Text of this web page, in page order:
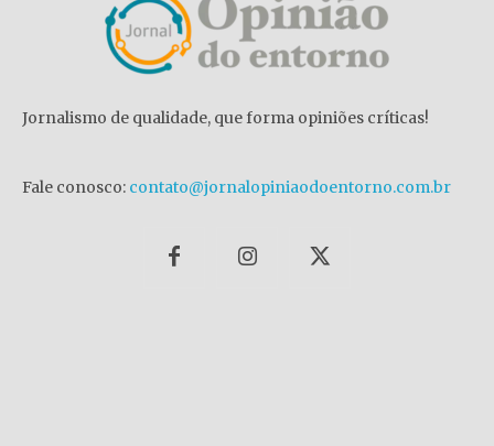
Jornalismo de qualidade, que forma opiniões críticas!
Fale conosco: contato@jornalopiniaodoentorno.com.br